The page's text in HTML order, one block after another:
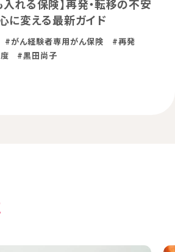
入れる保険】再発・転移の不安
に変える最新ガイド
#がん経験者専用がん保険
#再発
#黒田尚子